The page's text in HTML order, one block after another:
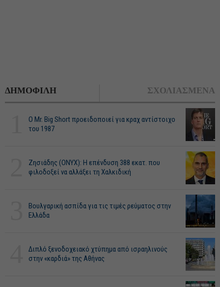
ΔΗΜΟΦΙΛΗ ΣΧΟΛΙΑΣΜΕΝΑ
O Mr. Big Short προειδοποιεί για κραχ αντίστοιχο
του 1987
Ζησιάδης (ONYX): Η επένδυση 388 εκατ. που
φιλοδοξεί να αλλάξει τη Χαλκιδική
Βουλγαρική ασπίδα για τις τιμές ρεύματος στην
Ελλάδα
Διπλό ξενοδοχειακό χτύπημα από ισραηλινούς
στην «καρδιά» της Αθήνας